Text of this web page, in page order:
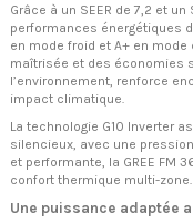
Grâce à un SEER de 7,2 et un
performances énergétiques
en mode froid et A+ en
maîtrisée et des économies
l’environnement, renforce
impact climatique.
La technologie G10 Inverter
silencieux, avec une
et performante, la GREE FM
confort thermique multi-zone.
Une puissance adaptée